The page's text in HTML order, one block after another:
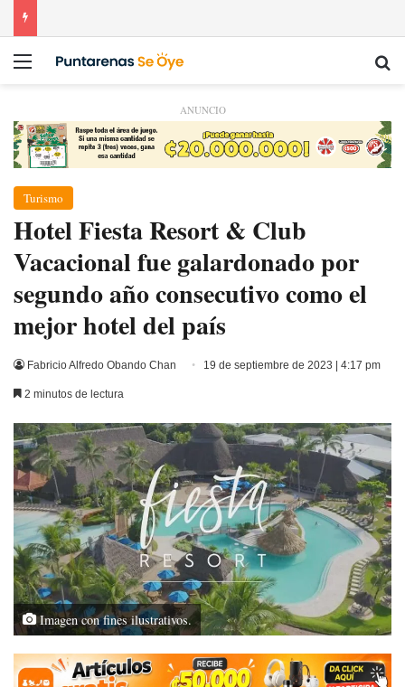
Menú
ANUNCIO
Turismo
Hotel Fiesta Resort & Club
Vacacional fue galardonado por
segundo año consecutivo como el
mejor hotel del país
Fabricio Alfredo Obando Chan 19 de septiembre de 2023 | 4:17 pm
2 minutos de lectura
Imagen con fines ilustrativos.